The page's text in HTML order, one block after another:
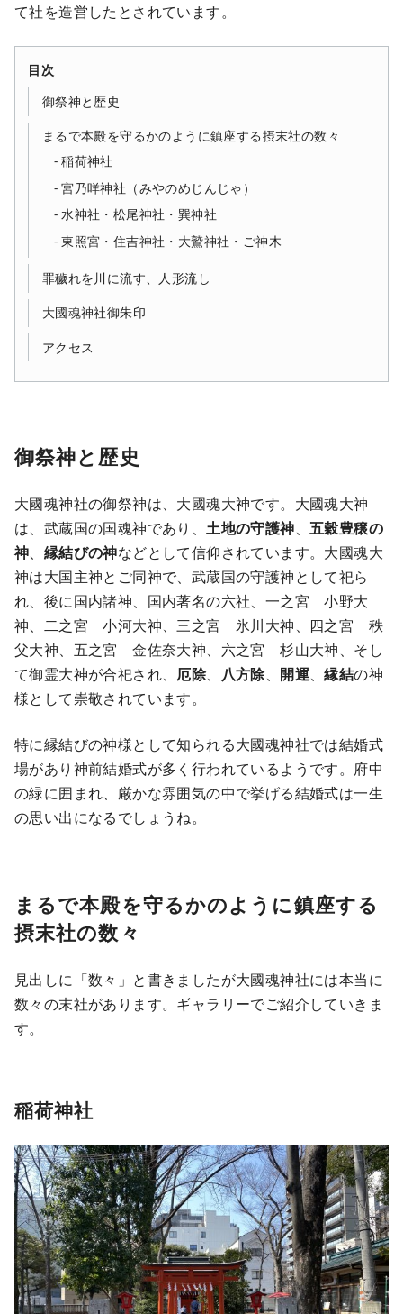
て社を造営したとされています。
目次
御祭神と歴史
まるで本殿を守るかのように鎮座する摂末社の数々
稲荷神社
宮乃咩神社（みやのめじんじゃ）
水神社・松尾神社・巽神社
東照宮・住吉神社・大鷲神社・ご神木
罪穢れを川に流す、人形流し
大國魂神社御朱印
アクセス
御祭神と歴史
大國魂神社の御祭神は、大國魂大神です。大國魂大神
は、武蔵国の国魂神であり、土地の守護神、五穀豊穣の
神、 縁結びの神などとして信仰されています。大國魂大
神は大国主神とご同神で、武蔵国の守護神として祀ら
れ、後に国内諸神、国内著名の六社、一之宮 小野大
神、二之宮 小河大神、三之宮 氷川大神、四之宮 秩
父大神、五之宮 金佐奈大神、六之宮 杉山大神、そし
て御霊大神が合祀され、 厄除、 八方除、 開運、縁結の神
様として崇敬されています。
特に縁結びの神様として知られる大國魂神社では結婚式
場があり神前結婚式が多く行われているようです。府中
の緑に囲まれ、厳かな雰囲気の中で挙げる結婚式は一生
の思い出になるでしょうね。
まるで本殿を守るかのように鎮座する
摂末社の数々
見出しに「数々」と書きましたが大國魂神社には本当に
数々の末社があります。ギャラリーでご紹介していきま
す。
稲荷神社